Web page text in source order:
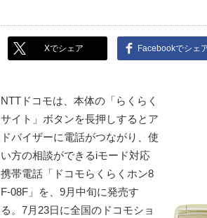
Xでシェア Facebookでシェ
NTTドコモは、本体の「らくらく
サイト」ボタンを長押しするとア
ドバイザーに電話がつながり、使
い方の相談ができるiモード対応
携帯電話「ドコモらくらくホン8
F-08F」を、9月中旬に発売す
る。7月23日に全国のドコモショ